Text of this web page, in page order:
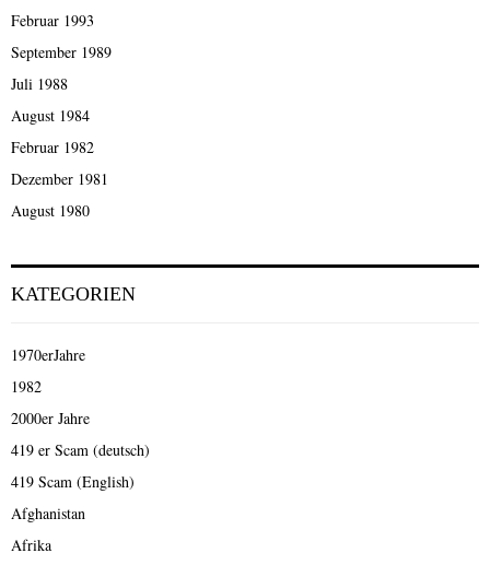
Februar 1993
September 1989
Juli 1988
August 1984
Februar 1982
Dezember 1981
August 1980
KATEGORIEN
1970erJahre
1982
2000er Jahre
419 er Scam (deutsch)
419 Scam (English)
Afghanistan
Afrika